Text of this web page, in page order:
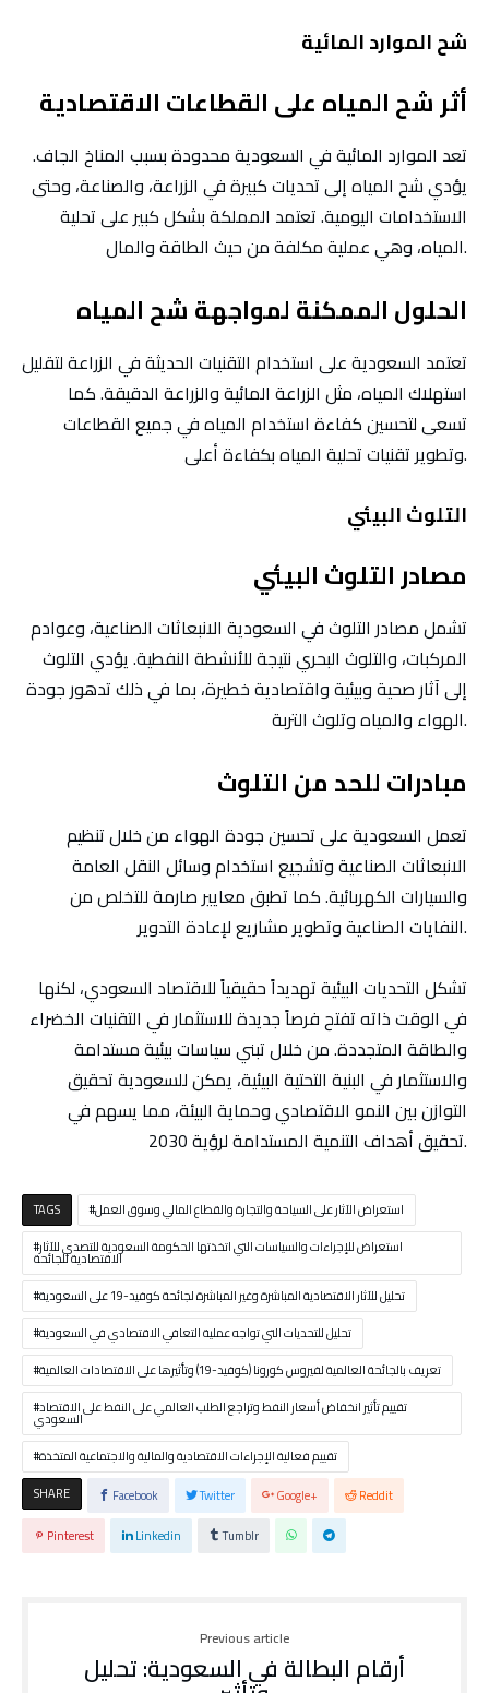
شح الموارد المائية
أثر شح المياه على القطاعات الاقتصادية
تعد الموارد المائية في السعودية محدودة بسبب المناخ الجاف.
يؤدي شح المياه إلى تحديات كبيرة في الزراعة، والصناعة، وحتى
الاستخدامات اليومية. تعتمد المملكة بشكل كبير على تحلية
المياه، وهي عملية مكلفة من حيث الطاقة والمال.
الحلول الممكنة لمواجهة شح المياه
تعتمد السعودية على استخدام التقنيات الحديثة في الزراعة لتقليل
استهلاك المياه، مثل الزراعة المائية والزراعة الدقيقة. كما
تسعى لتحسين كفاءة استخدام المياه في جميع القطاعات
وتطوير تقنيات تحلية المياه بكفاءة أعلى.
التلوث البيئي
مصادر التلوث البيئي
تشمل مصادر التلوث في السعودية الانبعاثات الصناعية، وعوادم
المركبات، والتلوث البحري نتيجة للأنشطة النفطية. يؤدي التلوث
إلى آثار صحية وبيئية واقتصادية خطيرة، بما في ذلك تدهور جودة
الهواء والمياه وتلوث التربة.
مبادرات للحد من التلوث
تعمل السعودية على تحسين جودة الهواء من خلال تنظيم
الانبعاثات الصناعية وتشجيع استخدام وسائل النقل العامة
والسيارات الكهربائية. كما تطبق معايير صارمة للتخلص من
النفايات الصناعية وتطوير مشاريع لإعادة التدوير.
تشكل التحديات البيئية تهديداً حقيقياً للاقتصاد السعودي، لكنها
في الوقت ذاته تفتح فرصاً جديدة للاستثمار في التقنيات الخضراء
والطاقة المتجددة. من خلال تبني سياسات بيئية مستدامة
والاستثمار في البنية التحتية البيئية، يمكن للسعودية تحقيق
التوازن بين النمو الاقتصادي وحماية البيئة، مما يسهم في
تحقيق أهداف التنمية المستدامة لرؤية 2030.
TAGS
استعراض الآثار على السياحة والتجارة والقطاع المالي وسوق العمل
استعراض للإجراءات والسياسات التي اتخذتها الحكومة السعودية للتصدي للآثار
الاقتصادية للجائحة
تحليل للآثار الاقتصادية المباشرة وغير المباشرة لجائحة كوفيد-19 على السعودية
تحليل للتحديات التي تواجه عملية التعافي الاقتصادي في السعودية
تعريف بالجائحة العالمية لفيروس كورونا (كوفيد-19) وتأثيرها على الاقتصادات العالمية
تقييم تأثير انخفاض أسعار النفط وتراجع الطلب العالمي على النفط على الاقتصاد
السعودي
تقييم فعالية الإجراءات الاقتصادية والمالية والاجتماعية المتخذة
SHARE
Facebook Twitter Google+
Reddit
Pinterest
Linkedin Tumblr
Previous article
أرقام البطالة في السعودية: تحليل